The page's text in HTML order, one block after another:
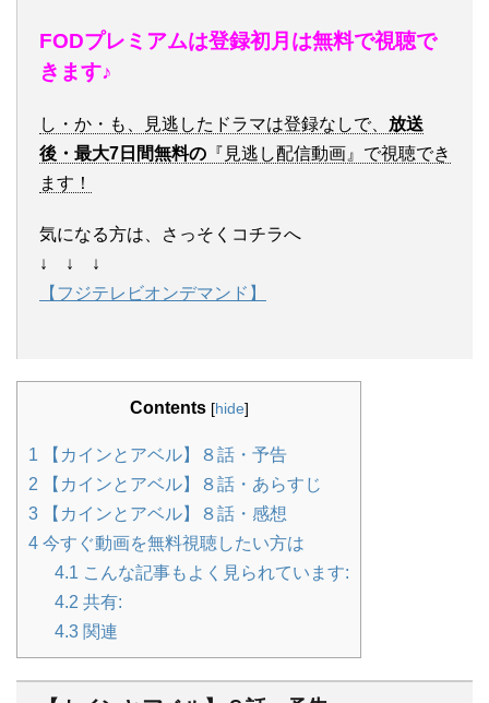
FODプレミアムは登録初月は無料で視聴で
きます♪
し・か・も、見逃したドラマは登録なしで、 放送
後・最大7日間無料の 『見逃し配信動画』で視聴でき
ます！
気になる方は、さっそくコチラへ
↓ ↓ ↓
【フジテレビオンデマンド】
Contents [hide]
1 【カインとアベル】８話・予告
2 【カインとアベル】８話・あらすじ
3 【カインとアベル】８話・感想
4 今すぐ動画を無料視聴したい方は
4.1 こんな記事もよく見られています:
4.2 共有:
4.3 関連